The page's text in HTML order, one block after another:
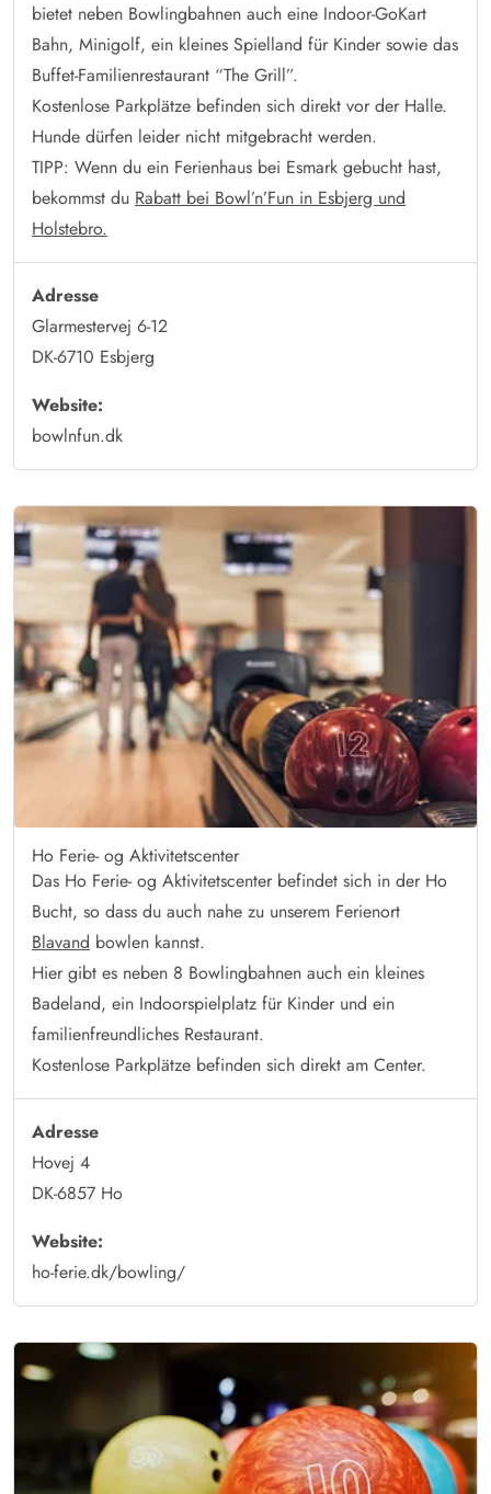
bietet neben Bowlingbahnen auch eine Indoor-GoKart
Bahn, Minigolf, ein kleines Spielland für Kinder sowie das
Buffet-Familienrestaurant “The Grill”.
Kostenlose Parkplätze befinden sich direkt vor der Halle.
Hunde dürfen leider nicht mitgebracht werden.
TIPP: Wenn du ein Ferienhaus bei Esmark gebucht hast,
bekommst du Rabatt bei Bowl’n’Fun in Esbjerg und
Holstebro.
Adresse
Glarmestervej 6-12
DK-6710 Esbjerg
Website:
bowlnfun.dk
Ho Ferie- og Aktivitetscenter
Das Ho Ferie- og Aktivitetscenter befindet sich in der Ho
Bucht, so dass du auch nahe zu unserem Ferienort
Blavand bowlen kannst.
Hier gibt es neben 8 Bowlingbahnen auch ein kleines
Badeland, ein Indoorspielplatz für Kinder und ein
familienfreundliches Restaurant.
Kostenlose Parkplätze befinden sich direkt am Center.
Adresse
Hovej 4
DK-6857 Ho
Website:
ho-ferie.dk/bowling/